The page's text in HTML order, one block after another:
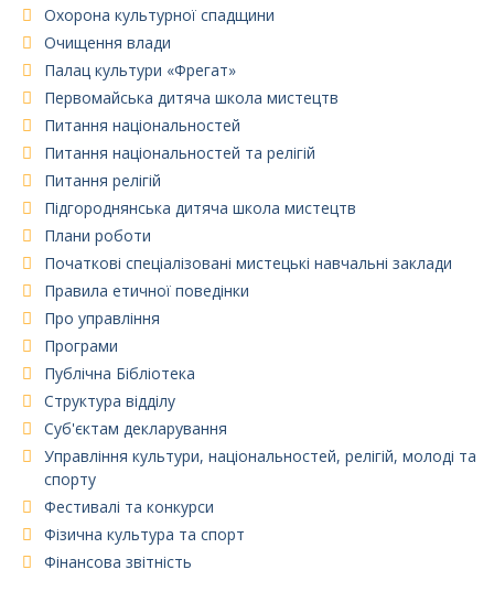
Охорона культурної спадщини
Очищення влади
Палац культури «Фрегат»
Первомайська дитяча школа мистецтв
Питання національностей
Питання національностей та релігій
Питання релігій
Підгороднянська дитяча школа мистецтв
Плани роботи
Початкові спеціалізовані мистецькі навчальні заклади
Правила етичної поведінки
Про управління
Програми
Публічна Бібліотека
Структура відділу
Суб'єктам декларування
Управління культури, національностей, релігій, молоді та
спорту
Фестивалі та конкурси
Фізична культура та спорт
Фінансова звітність